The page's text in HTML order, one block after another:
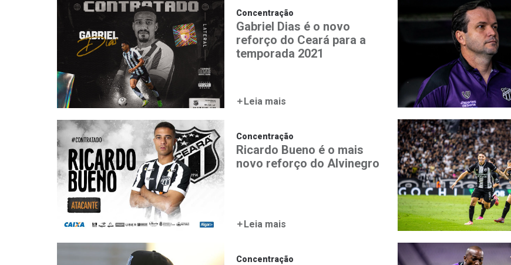
Concentração
Gabriel Dias é o novo
reforço do Ceará para a
temporada 2021
Leia mais
Concentração
Ricardo Bueno é o mais
novo reforço do Alvinegro
Leia mais
Concentração